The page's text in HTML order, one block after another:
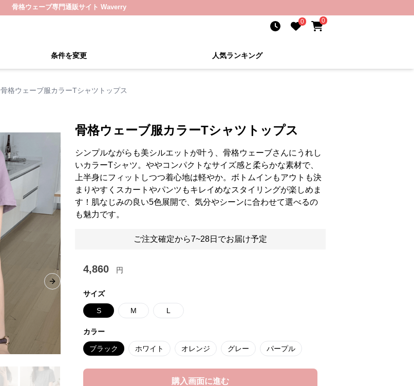
骨格ウェーブ専門通販サイト Waverry
0 0
条件を変更 人気ランキング
骨格ウェーブ服カラーTシャツトップス
Next slide
骨格ウェーブ服カラーTシャツトップス
シンプルながらも美シルエットが叶う、骨格ウェーブさんにうれし
いカラーTシャツ。ややコンパクトなサイズ感と柔らかな素材で、
上半身にフィットしつつ着心地は軽やか。ボトムインもアウトも決
まりやすくスカートやパンツもキレイめなスタイリングが楽しめま
す！肌なじみの良い5色展開で、気分やシーンに合わせて選べるの
も魅力です。
ご注文確定から7~28日でお届け予定
4,860 円
サイズ
S M L
カラー
ブラック ホワイト オレンジ グレー パープル
購入画面に進む